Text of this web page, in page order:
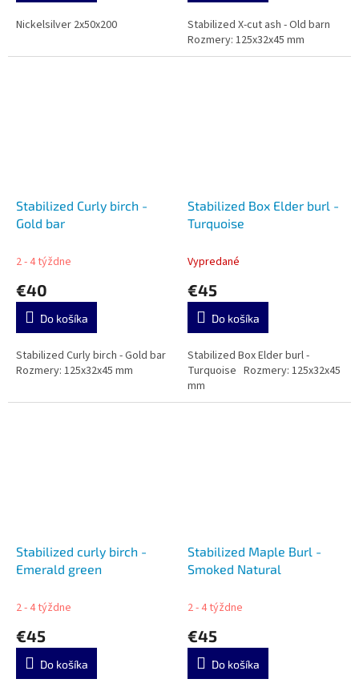
Nickelsilver 2x50x200
Stabilized X-cut ash - Old barn
Rozmery: 125x32x45 mm
Stabilized Curly birch -
Gold bar
2 - 4 týždne
€40
Do košíka
Stabilized Curly birch - Gold bar
Rozmery: 125x32x45 mm
Stabilized Box Elder burl -
Turquoise
Vypredané
€45
Do košíka
Stabilized Box Elder burl -
Turquoise Rozmery: 125x32x45
mm
Stabilized curly birch -
Emerald green
2 - 4 týždne
€45
Do košíka
Stabilized Maple Burl -
Smoked Natural
2 - 4 týždne
€45
Do košíka